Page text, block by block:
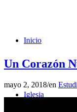
Inicio
Iglesia
Un Corazón
mayo 2, 2018/en